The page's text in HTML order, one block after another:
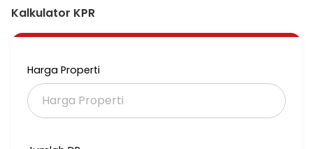
Luas 23.5 m2
*Surat SHMRS*
wa.me/6281218587242
Kalkulator KPR
Harga Properti